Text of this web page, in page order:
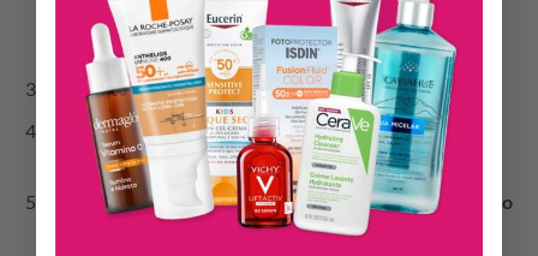
antiinflamatorias y de regulación de la producción de
sebo. Disminuye las marcas y manchas.
Reduce la sensibilidad, las rojeces y la irritación.
Potencia la producción de colágeno y elastinapara
combatir las arrugas.
Ayuda a inhibir los procesos causantes del tono amarillo